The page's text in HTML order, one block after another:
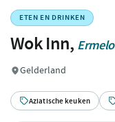
ETEN EN DRINKEN
Wok Inn, Ermelo
Gelderland
Aziatische keuken